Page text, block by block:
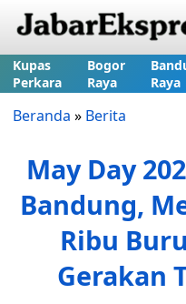
Kupas
Perkara
Bogor
Raya
Raya
Beranda » Berita
May Day
Bandung,
Ribu
Gerakan